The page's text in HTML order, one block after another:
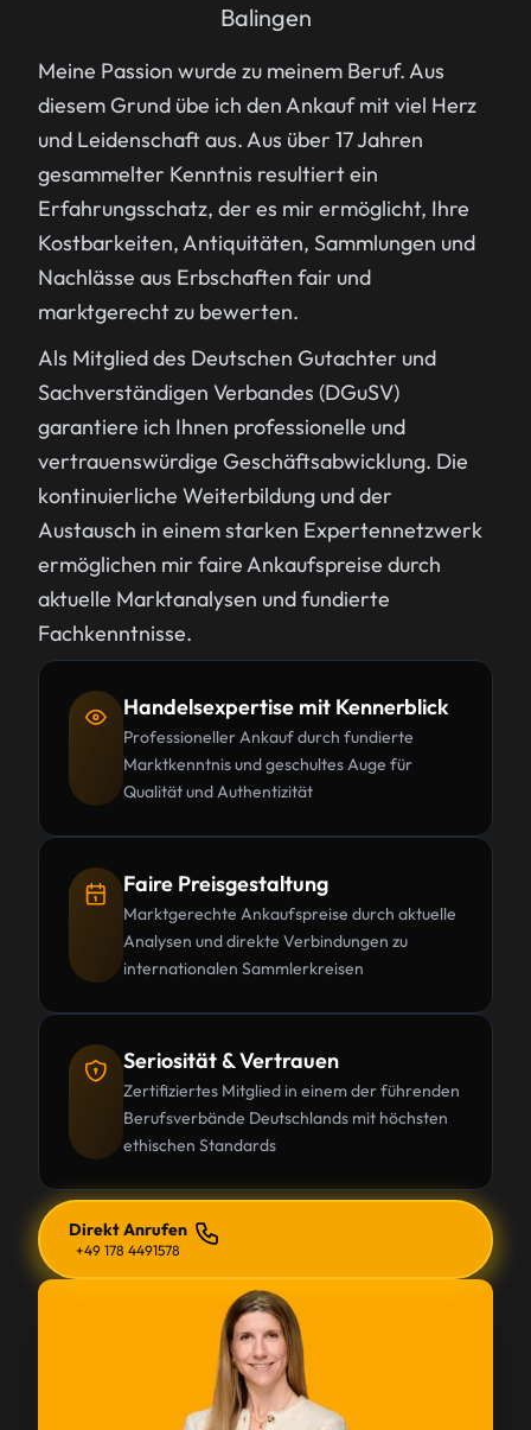
Balingen
Meine Passion wurde zu meinem Beruf. Aus
diesem Grund übe ich den Ankauf mit viel Herz
und Leidenschaft aus. Aus über 17 Jahren
gesammelter Kenntnis resultiert ein
Erfahrungsschatz, der es mir ermöglicht, Ihre
Kostbarkeiten, Antiquitäten, Sammlungen und
Nachlässe aus Erbschaften fair und
marktgerecht zu bewerten.
Als Mitglied des Deutschen Gutachter und
Sachverständigen Verbandes (DGuSV)
garantiere ich Ihnen professionelle und
vertrauenswürdige Geschäftsabwicklung. Die
kontinuierliche Weiterbildung und der
Austausch in einem starken Expertennetzwerk
ermöglichen mir faire Ankaufspreise durch
aktuelle Marktanalysen und fundierte
Fachkenntnisse.
Handelsexpertise mit Kennerblick
Professioneller Ankauf durch fundierte
Marktkenntnis und geschultes Auge für
Qualität und Authentizität
Faire Preisgestaltung
Marktgerechte Ankaufspreise durch aktuelle
Analysen und direkte Verbindungen zu
internationalen Sammlerkreisen
Seriosität & Vertrauen
Zertifiziertes Mitglied in einem der führenden
Berufsverbände Deutschlands mit höchsten
ethischen Standards
Direkt Anrufen
+49 178 4491578